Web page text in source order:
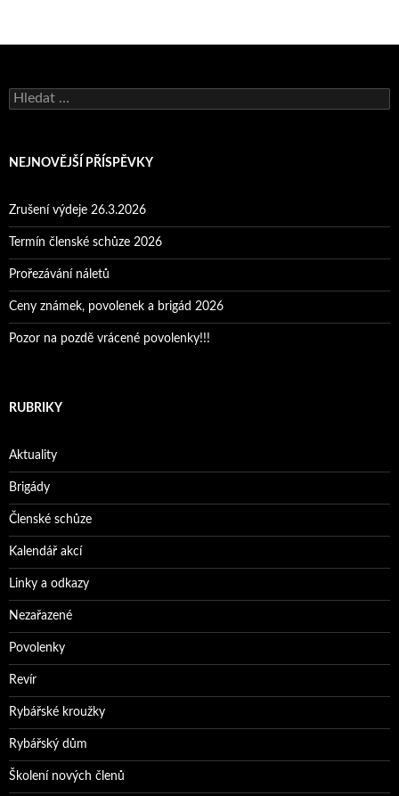
Vyhledávání
NEJNOVĚJŠÍ PŘÍSPĚVKY
Zrušení výdeje 26.3.2026
Termín členské schůze 2026
Prořezávání náletů
Ceny známek, povolenek a brigád 2026
Pozor na pozdě vrácené povolenky!!!
RUBRIKY
Aktuality
Brigády
Členské schůze
Kalendář akcí
Linky a odkazy
Nezařazené
Povolenky
Revír
Rybářské kroužky
Rybářský dům
Školení nových členů